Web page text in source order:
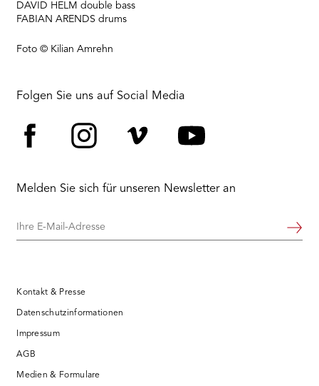
DAVID HELM double bass
FABIAN ARENDS drums
Foto © Kilian Amrehn
Folgen Sie uns auf Social Media
Melden Sie sich für unseren Newsletter an
Ihre
Weiter
Kontakt & Presse
Datenschutzinformationen
Impressum
AGB
Medien & Formulare